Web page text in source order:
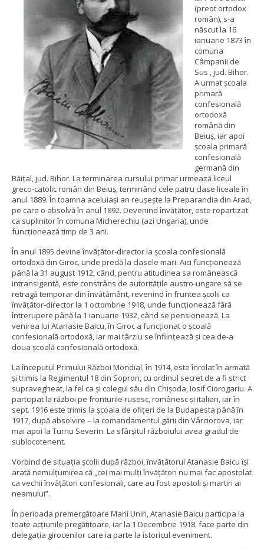
(preot ortodox
român), s-a
născut la 16
ianuarie 1873 în
comuna
Câmpanii de
Sus , jud. Bihor.
A urmat şcoala
primară
confesională
ortodoxă
română din
Beiuş, iar apoi
şcoala primară
confesională
germană din
Băiţal, jud. Bihor. La terminarea cursului primar urmează liceul
greco-catolic român din Beiuş, terminând cele patru clase liceale în
anul 1889. În toamna aceluiaşi an reuşeşte la Preparandia din Arad,
pe care o absolvă în anul 1892. Devenind învăţător, este repartizat
ca suplinitor în comuna Micherechiu (azi Ungaria), unde
funcţionează timp de 3 ani.
În anul 1895 devine învăţător-director la şcoala confesională
ortodoxă din Giroc, unde predă la clasele mari. Aici funcţionează
până la 31 august 1912, când, pentru atitudinea sa românească
intransigentă, este constrâns de autorităţile austro-ungare să se
retragă temporar din învăţământ, revenind în fruntea şcolii ca
învăţător-director la 1 octombrie 1918, unde funcţionează fără
întrerupere până la 1 ianuarie 1932, când se pensionează. La
venirea lui Atanasie Baicu, în Giroc a funcţionat o şcoală
confesională ortodoxă, iar mai târziu se înfiinţează şi cea de-a
doua şcoală confesională ortodoxă.
La începutul Primului Război Mondial, în 1914, este înrolat în armată
şi trimis la Regimentul 18 din Sopron, cu ordinul secret de a fi strict
supravegheat, la fel ca şi colegul său din Chişoda, Iosif Ciorogariu. A
partcipat la război pe fronturile rusesc, românesc şi italian, iar în
sept. 1916 este trimis la şcoala de ofiţeri de la Budapesta până în
1917, după absolvire – la comandamentul gării din Vârciorova, iar
mai apoi la Turnu Severin. La sfârşitul războiului avea gradul de
sublocotenent.
Vorbind de situaţia şcolii după război, învăţătorul Atanasie Baicu îşi
arată nemulţumirea că „cei mai mulţi învăţători nu mai fac apostolat
ca vechii învăţători confesionali, care au fost apostoli şi martiri ai
neamului”.
În perioada premergătoare Marii Uniri, Atanasie Baicu participa la
toate acțiunile pregătitoare, iar la 1 Decembrie 1918, face parte din
delegația girocenilor care ia parte la istoricul eveniment.